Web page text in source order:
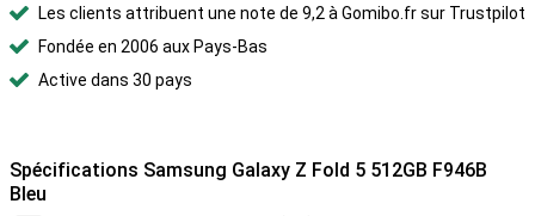
Les clients attribuent une note de 9,2 à Gomibo.fr sur Trustpilot
Fondée en 2006 aux Pays-Bas
Active dans 30 pays
Spécifications Samsung Galaxy Z Fold 5 512GB F946B
Bleu